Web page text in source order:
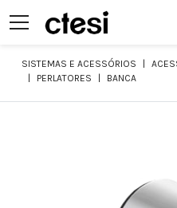
SISTEMAS E ACESSÓRIOS
PERLATORES
BANCA